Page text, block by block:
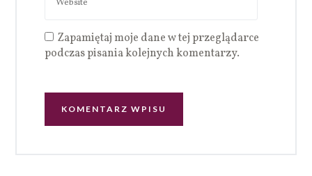
Zapamiętaj moje dane w tej przeglądarce
podczas pisania kolejnych komentarzy.